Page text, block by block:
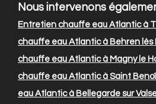
Nous intervenons
Entretien chauffe eau Atlantic à
chauffe eau Atlantic à Behren lès
chauffe eau Atlantic à Magny le
chauffe eau Atlantic à Saint
eau Atlantic à Bellegarde sur